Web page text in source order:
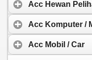
Acc Hewan
Acc Komputer /
Acc Mobil / Car
New Arrivals
Out of Stock
Contact Us